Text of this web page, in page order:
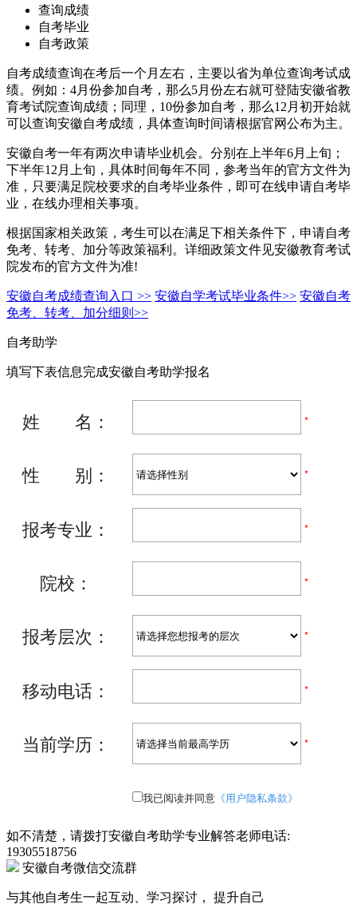
查询成绩
自考毕业
自考政策
自考成绩查询在考后一个月左右，主要以省为单位查询考试成
绩。例如：4月份参加自考，那么5月份左右就可登陆安徽省教
育考试院查询成绩；同理，10份参加自考，那么12月初开始就
可以查询安徽自考成绩，具体查询时间请根据官网公布为主。
安徽自考一年有两次申请毕业机会。分别在上半年6月上旬；
下半年12月上旬，具体时间每年不同，参考当年的官方文件为
准，只要满足院校要求的自考毕业条件，即可在线申请自考毕
业，在线办理相关事项。
根据国家相关政策，考生可以在满足下相关条件下，申请自考
免考、转考、加分等政策福利。详细政策文件见安徽教育考试
院发布的官方文件为准!
安徽自考成绩查询入口 >> 安徽自学考试毕业条件>> 安徽自考
免考、转考、加分细则>>
自考助学
填写下表信息完成安徽自考助学报名
如不清楚，请拨打安徽自考助学专业解答老师电话:
19305518756
安徽自考微信交流群
与其他自考生一起互动、学习探讨， 提升自己